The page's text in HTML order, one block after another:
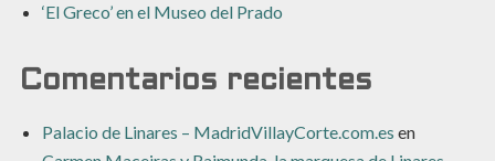
‘El Greco’ en el Museo del Prado
Comentarios recientes
Palacio de Linares – MadridVillayCorte.com.es en